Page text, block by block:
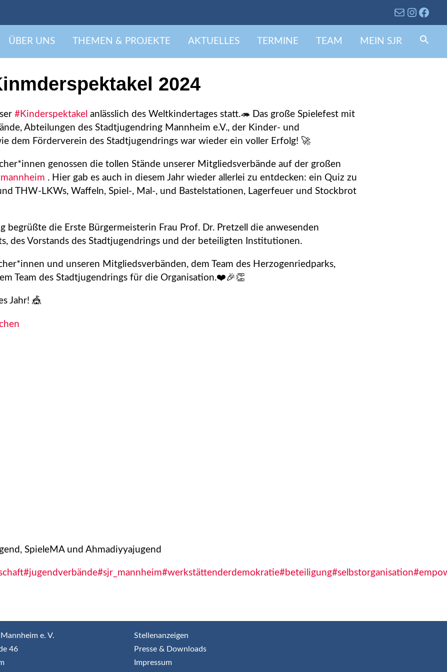
ÜBER UNS THEMEN & PROJEKTE AKTUELLES TERMINE TEAM MEIN SJR
2024
#Kinderspektakel anlässlich des Weltkindertages statt.🦔 Das große Spielefest mit
Abteilungen des Stadtjugendring Mannheim e.V., der Kinder- und
dem Förderverein des Stadtjugendrings war wieder ein voller Erfolg! 🚀
genossen die tollen Stände unserer Mitgliedsverbände auf der großen
. Hier gab es auch in diesem Jahr wieder allerlei zu entdecken: ein Quiz zu
THW-LKWs, Waffeln, Spiel-, Mal-, und Bastelstationen, Lagerfeuer und Stockbrot
begrüßte die Erste Bürgermeisterin Frau Prof. Dr. Pretzell die anwesenden
des Vorstands des Stadtjugendrings und der beteiligten Institutionen.
und unseren Mitgliedsverbänden, dem Team des Herzogenriedparks,
Team des Stadtjugendrings für die Organisation.❤️🎉👏
Jahr! 🎪
SpieleMA und Ahmadiyyajugend
#jugendverbände#sjr_mannheim#werkstättenderdemokratie#beteiligung#selbstorganisation
e. V.
46
Stellenanzeigen
Presse & Downloads
Impressum